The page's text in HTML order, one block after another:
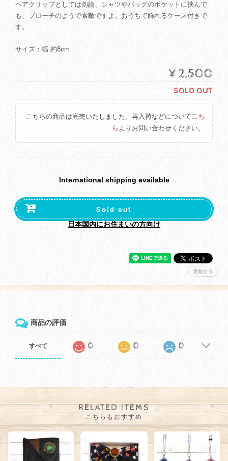
ヘアクリップとしては勿論、シャツやバッグのポケットに挟んで
も、ブローチのようで素敵ですよ。おうちで飾れるケース付きで
す。
サイズ：幅 約8cm
¥2,500
SOLD OUT
こちらの商品は完売いたしました。再入荷などについてこち
らよりお問い合わせください。
International shipping available
Sold out
日本国内にお住まいの方向け
通報する
商品の評価
すべて 0 0 0
RELATED ITEMS
こちらもおすすめ